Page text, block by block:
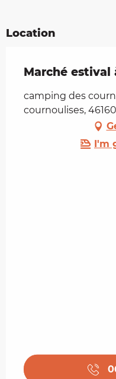
Location
Marché estival
camping des
cournoulises,
I'm